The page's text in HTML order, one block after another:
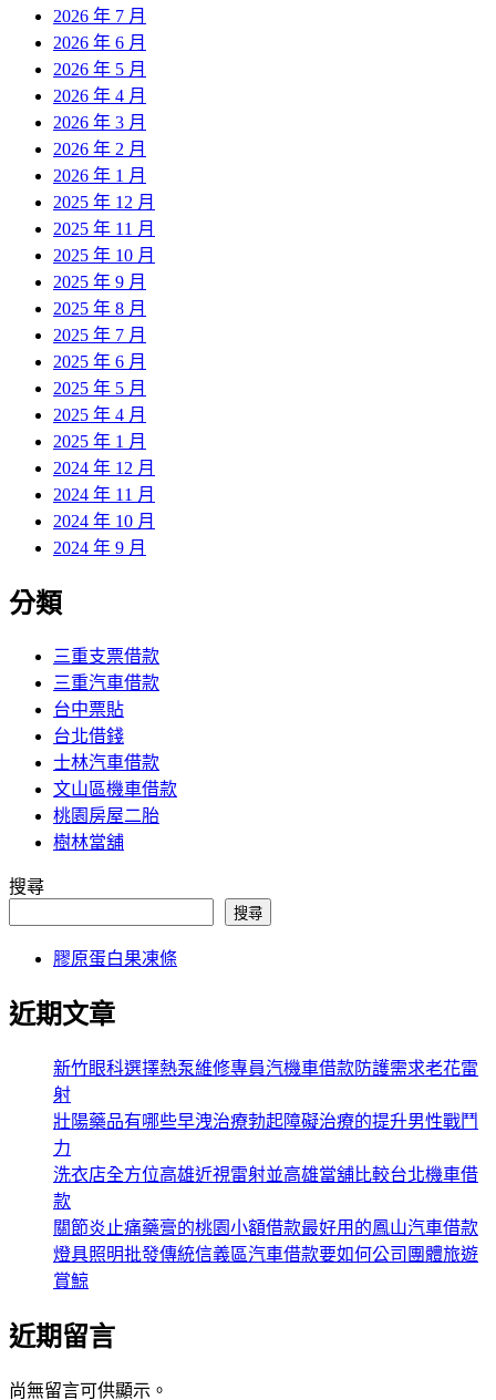
2026 年 7 月
2026 年 6 月
2026 年 5 月
2026 年 4 月
2026 年 3 月
2026 年 2 月
2026 年 1 月
2025 年 12 月
2025 年 11 月
2025 年 10 月
2025 年 9 月
2025 年 8 月
2025 年 7 月
2025 年 6 月
2025 年 5 月
2025 年 4 月
2025 年 1 月
2024 年 12 月
2024 年 11 月
2024 年 10 月
2024 年 9 月
分類
三重支票借款
三重汽車借款
台中票貼
台北借錢
士林汽車借款
文山區機車借款
桃園房屋二胎
樹林當舖
搜尋
搜尋
膠原蛋白果凍條
近期文章
新竹眼科選擇熱泵維修專員汽機車借款防護需求老花雷
射
壯陽藥品有哪些早洩治療勃起障礙治療的提升男性戰鬥
力
洗衣店全方位高雄近視雷射並高雄當舖比較台北機車借
款
關節炎止痛藥膏的桃園小額借款最好用的鳳山汽車借款
燈具照明批發傳統信義區汽車借款要如何公司團體旅遊
賞鯨
近期留言
尚無留言可供顯示。